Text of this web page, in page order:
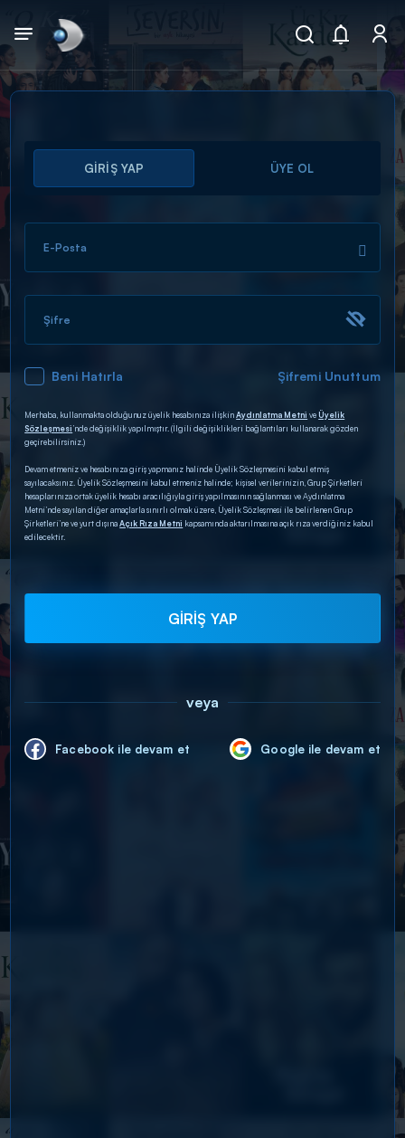
Arama
ARAMA SONUÇLARI
DİĞER SONUÇLAR
GİRİŞ YAP ÜYE OL
E-Posta
Şifre
Beni Hatırla Şifremi Unuttum
Merhaba, kullanmakta olduğunuz üyelik hesabınıza ilişkinAydınlatma Metni veÜyelik
Sözleşmesi’nde değişiklik yapılmıştır. (İlgili değişiklikleri bağlantıları kullanarak gözden
geçirebilirsiniz.)
Devam etmeniz ve hesabınıza giriş yapmanız halinde Üyelik Sözleşmesini kabul etmiş
sayılacaksınız. Üyelik Sözleşmesini kabul etmeniz halinde; kişisel verilerinizin, Grup Şirketleri
hesaplarınıza ortak üyelik hesabı aracılığıyla giriş yapılmasının sağlanması ve Aydınlatma
Metni’nde sayılan diğer amaçlarla sınırlı olmak üzere, Üyelik Sözleşmesi ile belirlenen Grup
Şirketleri’ne ve yurt dışınaAçık Rıza Metni kapsamında aktarılmasına açık rıza verdiğiniz kabul
edilecektir.
GİRİŞ YAP
veya
Facebook ile devam et Google ile devam et